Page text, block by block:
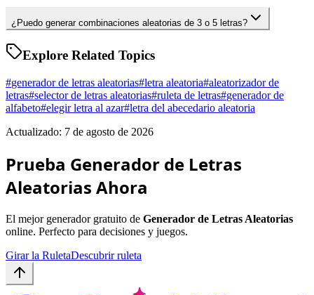
¿Puedo generar combinaciones aleatorias de 3 o 5 letras?
Explore Related Topics
#generador de letras aleatorias#letra aleatoria#aleatorizador de
letras#selector de letras aleatorias#ruleta de letras#generador de
alfabeto#elegir letra al azar#letra del abecedario aleatoria
Actualizado: 7 de agosto de 2026
Prueba Generador de Letras
Aleatorias Ahora
El mejor generador gratuito de Generador de Letras Aleatorias
online. Perfecto para decisiones y juegos.
Girar la RuletaDescubrir ruleta